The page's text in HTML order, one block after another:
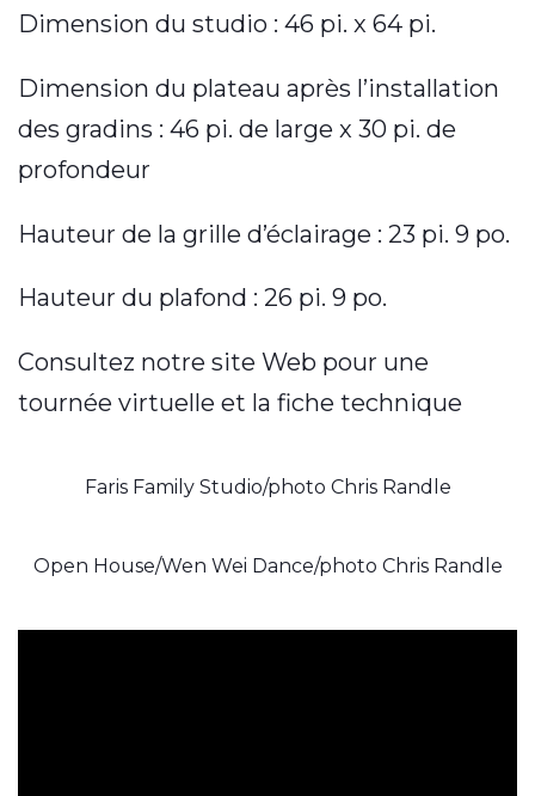
Dimension du studio : 46 pi. x 64 pi.
Dimension du plateau après l’installation
des gradins : 46 pi. de large x 30 pi. de
profondeur
Hauteur de la grille d’éclairage : 23 pi. 9 po.
Hauteur du plafond : 26 pi. 9 po.
Consultez notre site Web pour une
tournée virtuelle et la fiche technique
Faris Family Studio/photo Chris Randle
Open House/Wen Wei Dance/photo Chris Randle